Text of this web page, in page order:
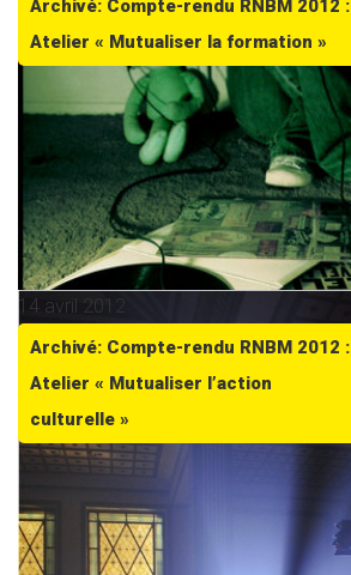
Archivé: Compte-rendu RNBM 2012 :
Atelier « Mutualiser la formation »
14 avril 2012
Archivé: Compte-rendu RNBM 2012 :
Atelier « Mutualiser l’action
culturelle »